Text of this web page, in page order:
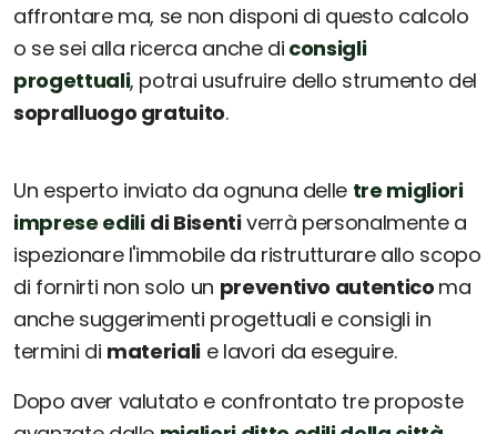
affrontare ma, se non disponi di questo calcolo
o se sei alla ricerca anche di consigli
progettuali, potrai usufruire dello strumento del
sopralluogo gratuito.
Un esperto inviato da ognuna delle tre migliori
imprese edili di Bisentiverrà personalmente a
ispezionare l'immobile da ristrutturare allo scopo
di fornirti non solo un preventivo autentico ma
anche suggerimenti progettuali e consigli in
termini di materiali e lavori da eseguire.
Dopo aver valutato e confrontato tre proposte